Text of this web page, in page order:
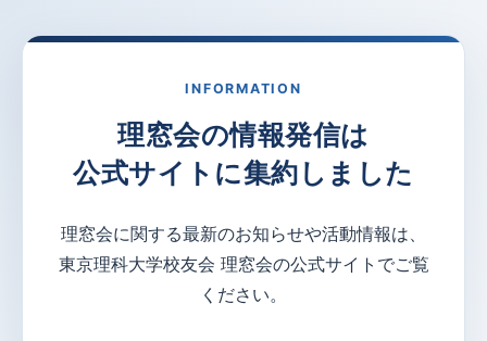
INFORMATION
理窓会の情報発信は
公式サイトに集約しました
理窓会に関する最新のお知らせや活動情報は、
東京理科大学校友会 理窓会の公式サイトでご覧
ください。